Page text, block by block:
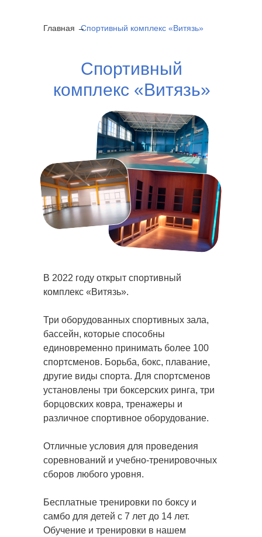
Спортивный комплекс «Витязь»
Главная →
Спортивный
комплекс «Витязь»
В 2022 году открыт спортивный
комплекс «Витязь».
Три оборудованных спортивных зала,
бассейн, которые способны
единовременно принимать более 100
спортсменов. Борьба, бокс, плавание,
другие виды спорта. Для спортсменов
установлены три боксерских ринга, три
борцовских ковра, тренажеры и
различное спортивное оборудование.
Отличные условия для проведения
соревнований и учебно-тренировочных
сборов любого уровня.
Бесплатные тренировки по боксу и
самбо для детей с 7 лет до 14 лет.
Обучение и тренировки в нашем